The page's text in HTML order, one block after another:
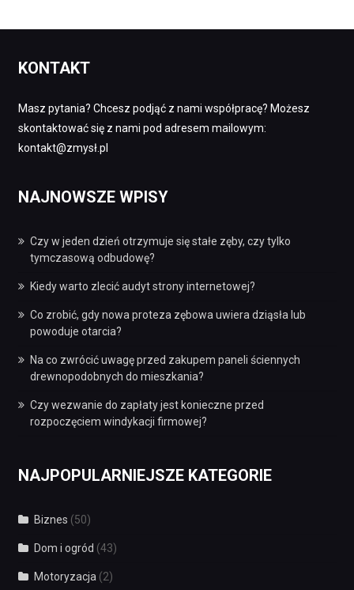
KONTAKT
Masz pytania? Chcesz podjąć z nami współpracę? Możesz
skontaktować się z nami pod adresem mailowym:
kontakt@zmysł.pl
NAJNOWSZE WPISY
Czy w jeden dzień otrzymuje się stałe zęby, czy tylko
tymczasową odbudowę?
Kiedy warto zlecić audyt strony internetowej?
Co zrobić, gdy nowa proteza zębowa uwiera dziąsła lub
powoduje otarcia?
Na co zwrócić uwagę przed zakupem paneli ściennych
drewnopodobnych do mieszkania?
Czy wezwanie do zapłaty jest konieczne przed
rozpoczęciem windykacji firmowej?
NAJPOPULARNIEJSZE KATEGORIE
Biznes (50)
Dom i ogród (43)
Motoryzacja(2)